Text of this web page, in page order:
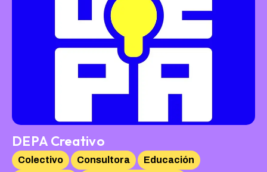
DEPA Creativo
Colectivo Consultora
Educación